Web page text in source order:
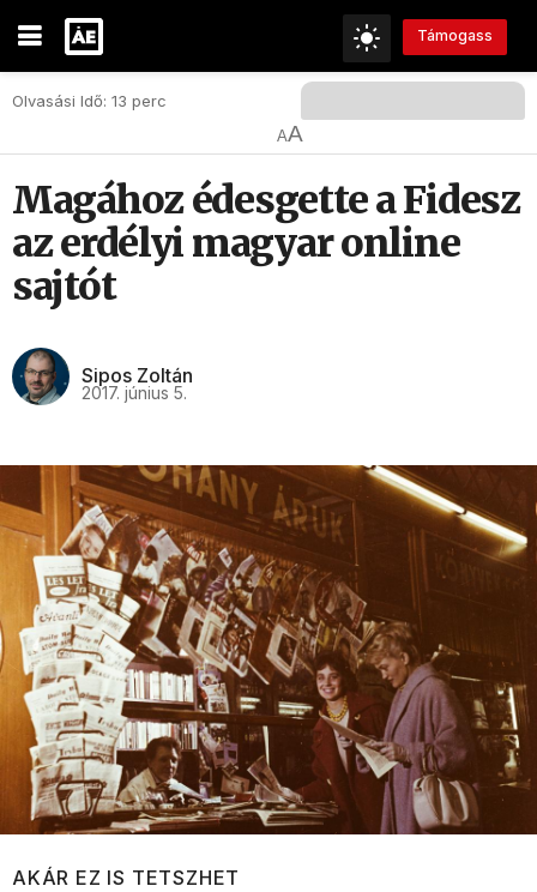
Támogass
Olvasási Idő: 13 perc
AA
Magához édesgette a Fidesz
az erdélyi magyar online
sajtót
Sipos Zoltán
2017. június 5.
AKÁR EZ IS TETSZHET